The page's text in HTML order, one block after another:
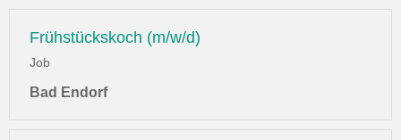
Frühstückskoch (m/w/d)
Job
Bad Endorf